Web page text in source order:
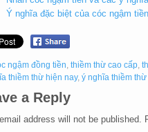
Ý nghĩa đặc biệt của cóc ngậm
ngậm đồng tiền, thiềm thừ cao cấp,
thiềm thừ hiện nay, ý nghĩa thiềm
a Reply
address will not be published.